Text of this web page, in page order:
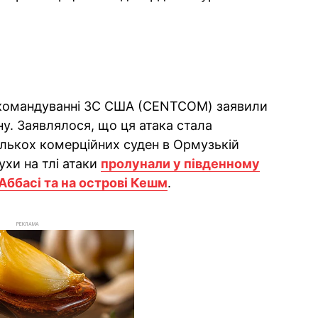
ЗС США (CENTCOM) заявили
Заявлялося, що ця атака стала
комерційних суден в Ормузькій
на тлі атаки пролунали у південному
та на острові Кешм.
РЕКЛАМА